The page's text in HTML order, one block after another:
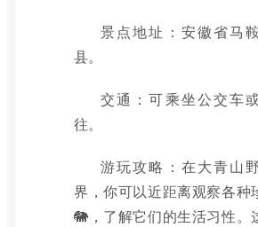
景点地址：安徽省马
县。
交通：可乘坐公交车
往。
游玩攻略：在大青山
界，你可以近距离观察各种
🐘，了解它们的生活习性。